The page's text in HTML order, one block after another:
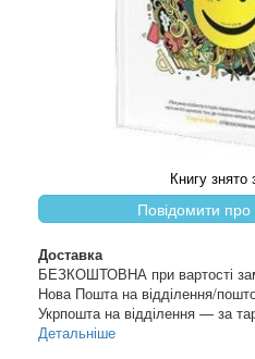
Книгу
Повідомити
Доставка
БЕЗКОШТОВНА при вартості
Нова Пошта на відділення/
Укрпошта на відділення — за
Детальніше